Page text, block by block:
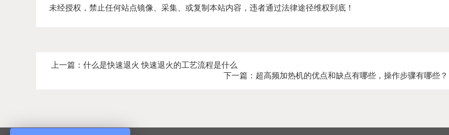
未经授权，禁止任何站点镜像、采集、或复制本站内容，违者通过法律途径维权到底！
上一篇： 什么是快速退火 快速退火的工艺流程是什么
下一篇： 超高频加热机的优点和缺点有哪些，操作步骤有哪些？